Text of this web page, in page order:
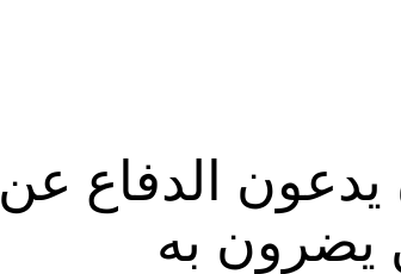
الدفاع عن
يضرون به